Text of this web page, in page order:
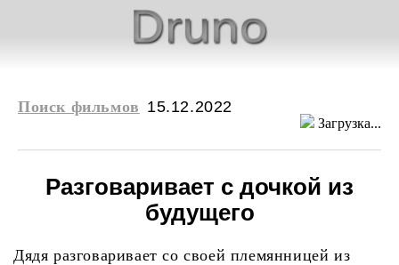
Поиск фильмов 15.12.2022
Загрузка...
Разговаривает с дочкой из
будущего
Дядя разговаривает со своей племянницей из